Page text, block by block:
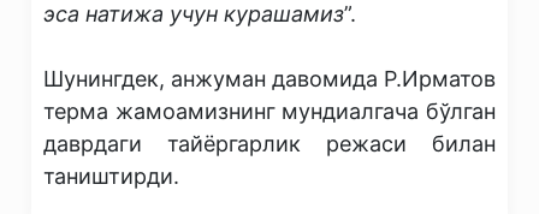
эса натижа учун курашамиз”.
Шунингдек, анжуман давомида Р.Ирматов
терма жамоамизнинг мундиалгача бўлган
даврдаги тайёргарлик режаси билан
таништирди.